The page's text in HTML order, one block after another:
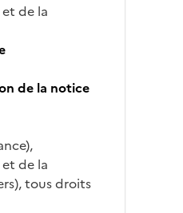
de la
de la notice
de la
tous droits